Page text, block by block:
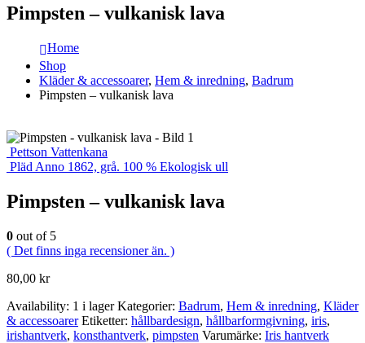
Pimpsten – vulkanisk lava
Home
Shop
Kläder & accessoarer, Hem & inredning, Badrum
Pimpsten – vulkanisk lava
Pettson Vattenkana
Pläd Anno 1862, grå. 100 % Ekologisk ull
Pimpsten – vulkanisk lava
0 out of 5
( Det finns inga recensioner än. )
80,00 kr
Availability: 1 i lager Kategorier: Badrum, Hem & inredning, Kläder
& accessoarer Etiketter: hållbardesign, hållbarformgivning, iris,
irishantverk, konsthantverk, pimpsten Varumärke: Iris hantverk